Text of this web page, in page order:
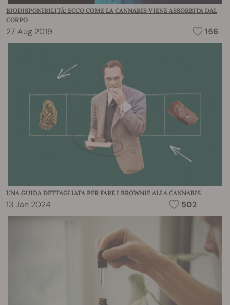
BIODISPONIBILITÀ: ECCO COME LA CANNABIS VIENE ASSORBITA DAL
CORPO
27 Aug 2019 156
UNA GUIDA DETTAGLIATA PER FARE I BROWNIE ALLA CANNABIS
13 Jan 2024 502